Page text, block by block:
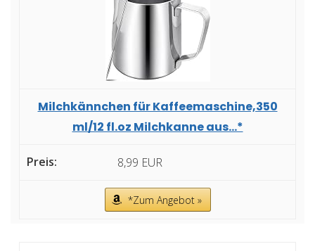
Milchkännchen für Kaffeemaschine,350
ml/12 fl.oz Milchkanne aus...*
8,99 EUR
*Zum Angebot »